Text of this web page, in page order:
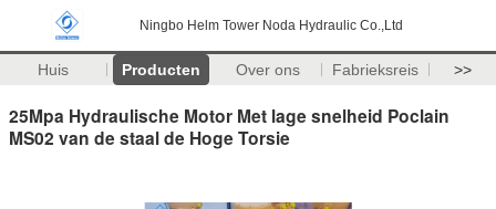
Ningbo Helm Tower Noda Hydraulic Co.,Ltd
Huis Producten Over ons Fabrieksreis >>
25Mpa Hydraulische Motor Met lage snelheid Poclain
MS02 van de staal de Hoge Torsie